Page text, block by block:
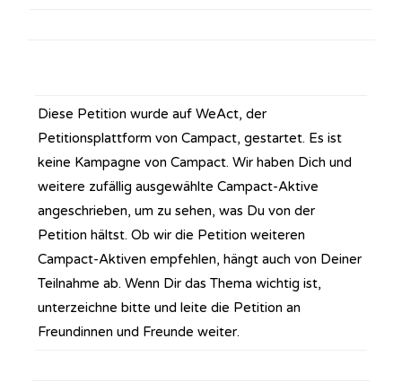
Diese Petition wurde auf WeAct, der
Petitionsplattform von Campact, gestartet. Es ist
keine Kampagne von Campact. Wir haben Dich und
weitere zufällig ausgewählte Campact-Aktive
angeschrieben, um zu sehen, was Du von der
Petition hältst. Ob wir die Petition weiteren
Campact-Aktiven empfehlen, hängt auch von Deiner
Teilnahme ab. Wenn Dir das Thema wichtig ist,
unterzeichne bitte und leite die Petition an
Freundinnen und Freunde weiter.